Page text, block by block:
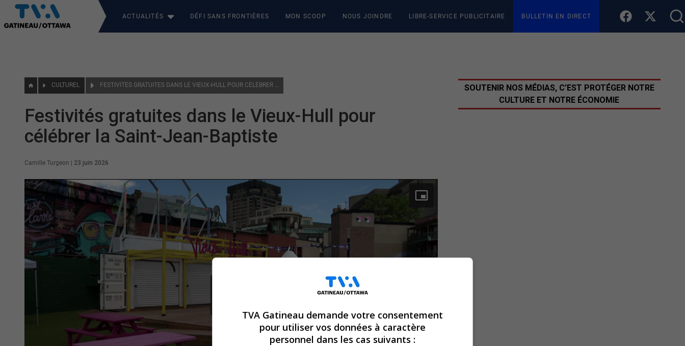
ACTUALITÉS DÉFI SANS FRONTIÈRES MON SCOOP NOUS JOINDRE LIBRE-SERVICE PUBLICITAIRE BULLETIN EN DIRECT
CULTUREL FESTIVITÉS GRATUITES DANS LE VIEUX-HULL POUR CÉLÉBRER LA SAINT-JEAN-BAPTISTE
Festivités gratuites dans le Vieux-Hull pour
célébrer la Saint-Jean-Baptiste
Camille Turgeon 23 juin 2026
SOUTENIR NOS MÉDIAS, C’EST PROTÉGER NOTRE
CULTURE ET NOTRE ÉCONOMIE
TVA Gatineau demande votre consentement
pour utiliser vos données à caractère
personnel dans les cas suivants :